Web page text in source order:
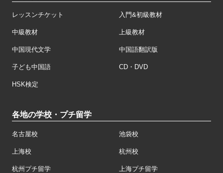
レッスンチケット 入門&初級教材
中級教材 上級教材
中国現代文学 中国語翻訳版
子ども中国語 CD・DVD
HSK検定
各地の学校・プチ留学
名古屋校 池袋校
上海校 杭州校
杭州プチ留学 上海プチ留学